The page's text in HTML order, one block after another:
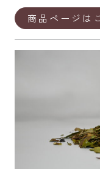
商品ページは